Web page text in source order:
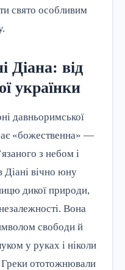
свято особливим
Діана: від
українки
давньоримської
«божественна» —
з небом і
Діані вічно юну
дикої природи,
Вона
свободи й
у руках і ніколи
Греки ототожнювали